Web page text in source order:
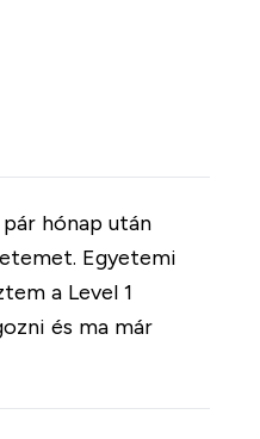
hónap után
Egyetemi
a Level 1
és ma már